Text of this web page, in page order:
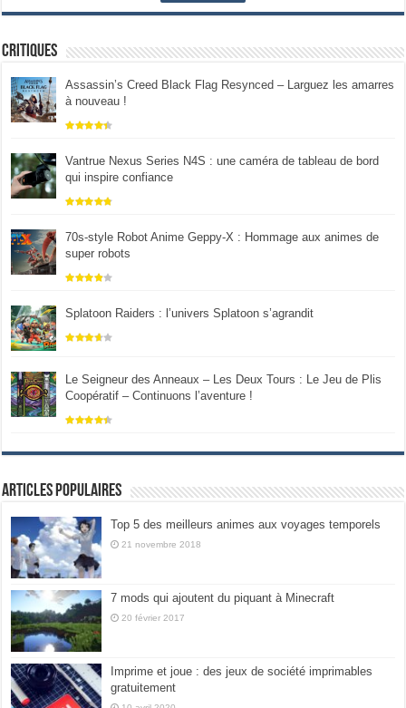
Critiques
Assassin’s Creed Black Flag Resynced – Larguez les amarres
à nouveau !
Vantrue Nexus Series N4S : une caméra de tableau de bord
qui inspire confiance
70s-style Robot Anime Geppy-X : Hommage aux animes de
super robots
Splatoon Raiders : l’univers Splatoon s’agrandit
Le Seigneur des Anneaux – Les Deux Tours : Le Jeu de Plis
Coopératif – Continuons l’aventure !
Articles populaires
Top 5 des meilleurs animes aux voyages temporels
21 novembre 2018
7 mods qui ajoutent du piquant à Minecraft
20 février 2017
Imprime et joue : des jeux de société imprimables
gratuitement